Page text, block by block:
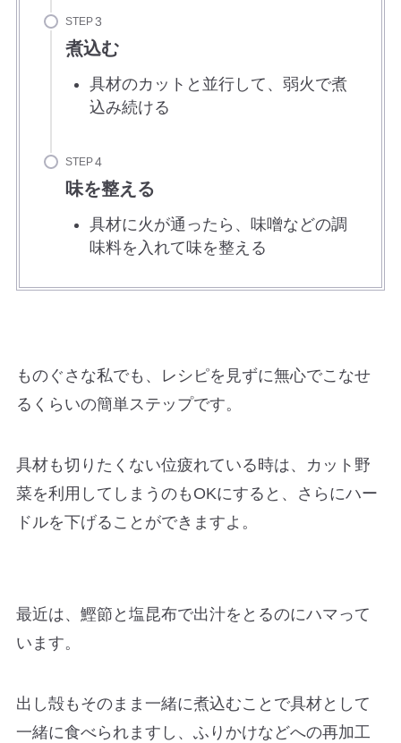
STEP
煮込む
具材のカットと並行して、弱火で煮
込み続ける
STEP
味を整える
具材に火が通ったら、味噌などの調
味料を入れて味を整える
ものぐさな私でも、レシピを見ずに無心でこなせ
るくらいの簡単ステップです。
具材も切りたくない位疲れている時は、カット野
菜を利用してしまうのもOKにすると、さらにハー
ドルを下げることができますよ。
最近は、鰹節と塩昆布で出汁をとるのにハマって
います。
出し殻もそのまま一緒に煮込むことで具材として
一緒に食べられますし、ふりかけなどへの再加工